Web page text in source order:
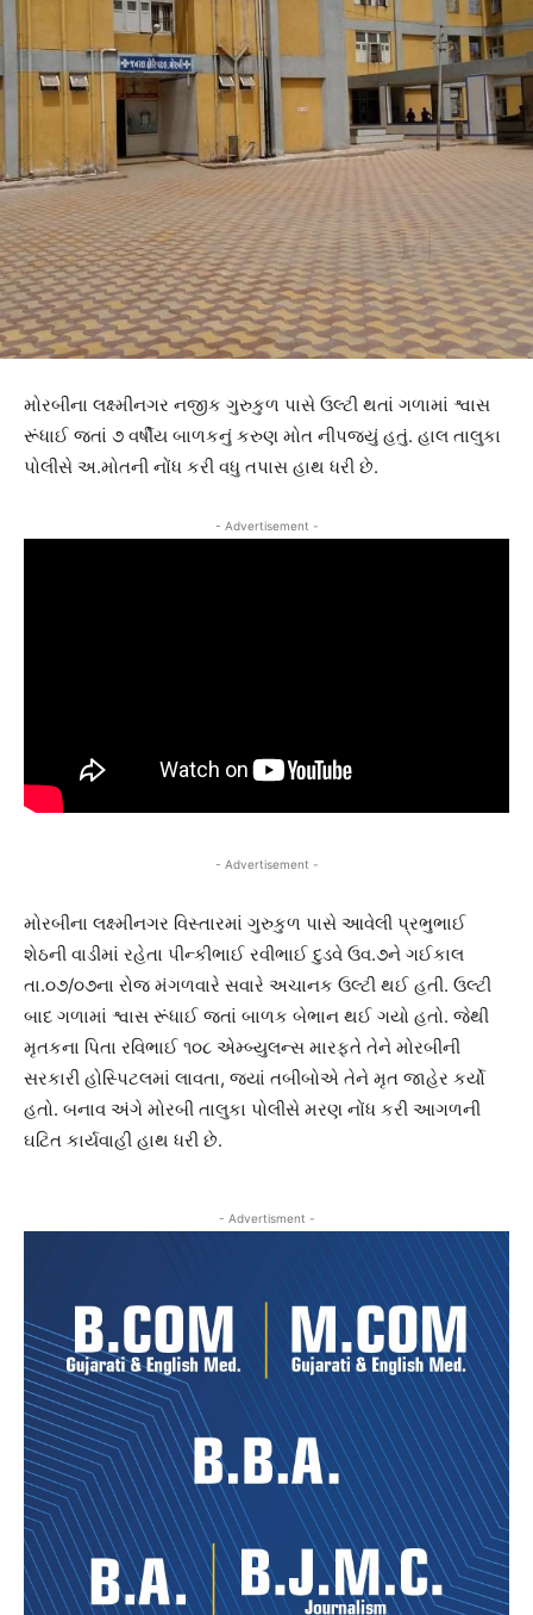
મોરબીના લક્ષ્મીનગર નજીક ગુરુકુળ પાસે ઉલ્ટી થતાં ગળામાં શ્વાસ
રૂંધાઈ જતાં ૭ વર્ષીય બાળકનું કરુણ મોત નીપજ્યું હતું. હાલ તાલુકા
પોલીસે અ.મોતની નોંધ કરી વધુ તપાસ હાથ ધરી છે.
- Advertisement -
- Advertisement -
મોરબીના લક્ષ્મીનગર વિસ્તારમાં ગુરુકુળ પાસે આવેલી પ્રભુભાઈ
શેઠની વાડીમાં રહેતા પીન્કીભાઈ રવીભાઈ દુડવે ઉવ.૭ને ગઈકાલ
તા.૦૭/૦૭ના રોજ મંગળવારે સવારે અચાનક ઉલ્ટી થઈ હતી. ઉલ્ટી
બાદ ગળામાં શ્વાસ રૂંધાઈ જતાં બાળક બેભાન થઈ ગયો હતો. જેથી
મૃતકના પિતા રવિભાઈ ૧૦૮ એમ્બ્યુલન્સ મારફતે તેને મોરબીની
સરકારી હોસ્પિટલમાં લાવતા, જ્યાં તબીબોએ તેને મૃત જાહેર કર્યો
હતો. બનાવ અંગે મોરબી તાલુકા પોલીસે મરણ નોંધ કરી આગળની
ઘટિત કાર્યવાહી હાથ ધરી છે.
- Advertisment -